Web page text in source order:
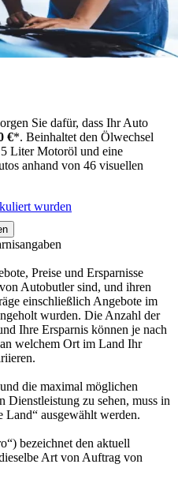
Sie dafür, dass Ihr Auto
€*. Beinhaltet den Ölwechsel
Liter Motoröl und eine
anhand von 46 visuellen
wurden
Preise und Ersparnisse
Autobutler sind, und ihren
einschließlich Angebote im
wurden. Die Anzahl der
Ihre Ersparnis können je nach
welchem Ort im Land Ihr
die maximal möglichen
Dienstleistung zu sehen, muss in
Land“ ausgewählt werden.
bezeichnet den aktuell
Art von Auftrag von